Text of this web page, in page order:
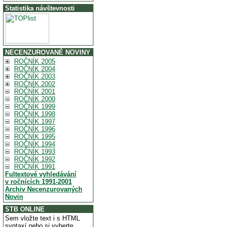
Statistika návštevnosti
NECENZUROVANÉ NOVINY
ROČNÍK 2005
ROČNÍK 2004
ROČNÍK 2003
ROČNÍK 2002
ROČNÍK 2001
ROČNÍK 2000
ROČNÍK 1999
ROČNÍK 1998
ROČNÍK 1997
ROČNÍK 1996
ROČNÍK 1995
ROČNÍK 1994
ROČNÍK 1993
ROČNÍK 1992
ROČNÍK 1991
Fultextové vyhledávání
v ročnících 1991-2001
Archiv Necenzurovaných
Novin
STB ONLINE
Sem vložte text i s HTML